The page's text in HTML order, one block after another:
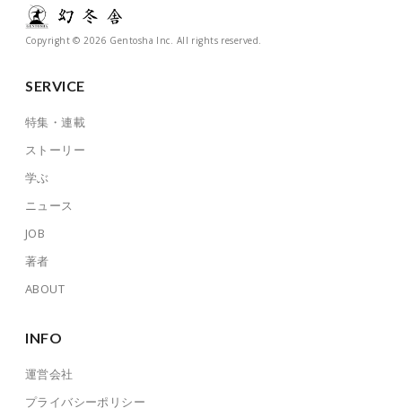
Copyright © 2026 Gentosha Inc. All rights reserved.
SERVICE
特集・連載
ストーリー
学ぶ
ニュース
JOB
著者
ABOUT
INFO
運営会社
プライバシーポリシー